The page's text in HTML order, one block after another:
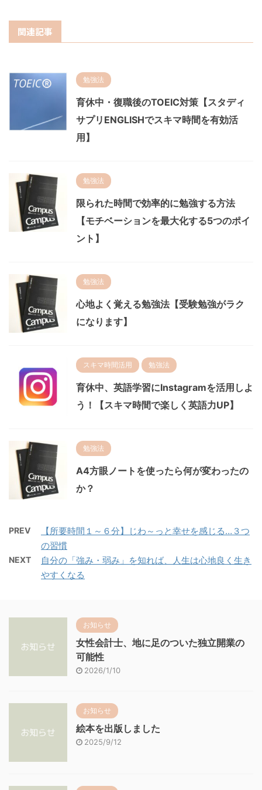
関連記事
勉強法
育休中・復職後のTOEIC対策【スタディ
サプリENGLISHでスキマ時間を有効活
用】
勉強法
限られた時間で効率的に勉強する方法
【モチベーションを最大化する5つのポイ
ント】
勉強法
心地よく覚える勉強法【受験勉強がラク
になります】
スキマ時間活用 勉強法
育休中、英語学習にInstagramを活用しよ
う！【スキマ時間で楽しく英語力UP】
勉強法
A4方眼ノートを使ったら何が変わったの
か？
PREV
【所要時間１～６分】じわ～っと幸せを感じる…３つ
の習慣
NEXT
自分の「強み・弱み」を知れば、人生は心地良く生き
やすくなる
お知らせ
女性会計士、地に足のついた独立開業の
可能性
2026/1/10
お知らせ
絵本を出版しました
2025/9/12